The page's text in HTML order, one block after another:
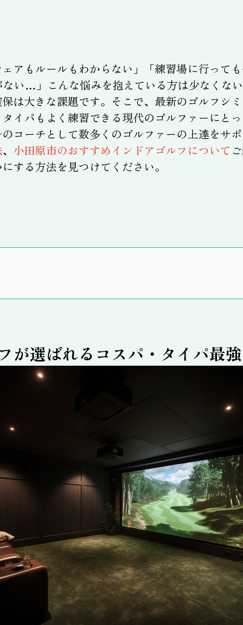
アもルールもわからない」「練習場に行って
い…」こんな悩みを抱えている方は少なくな
は大きな課題です。そこで、最新のゴルフシ
イパもよく練習できる現代のゴルファーにと
コーチとして数多くのゴルファーの上達をサ
、 小田原市のおすすめインドアゴルフについて
する方法を見つけてください。
が選ばれるコスパ・タイパ最